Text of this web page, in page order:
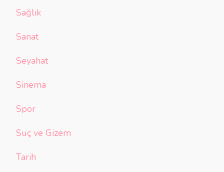
Sağlık
Sanat
Seyahat
Sinema
Spor
Suç ve Gizem
Tarih